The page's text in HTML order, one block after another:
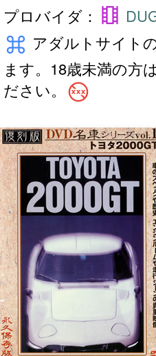
プロバイダ： theaters
keyboard_command_key アダルトサイト
ます。18歳未満の方
ださい。 no_adult_content